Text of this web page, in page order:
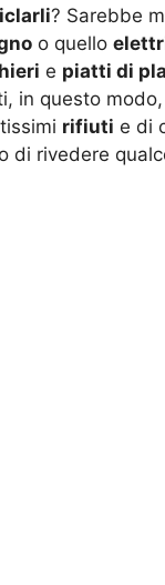
? Sarebbe
o quello
e piatti di
in questo
rifiuti e di
di rivedere